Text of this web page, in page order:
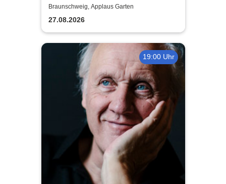
Braunschweig, Applaus Garten
27.08.2026
19:00 Uhr